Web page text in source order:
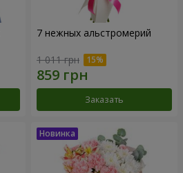
7 нежных альстромерий
1 011 грн
Заказать